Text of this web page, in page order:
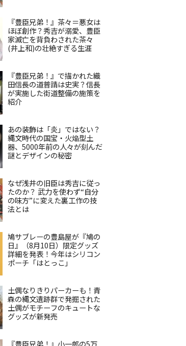
『豊臣兄弟！』茶々＝悪女は
ほぼ創作？秀吉が溺愛、豊臣
家滅亡を背負わされた茶々
(井上和)の壮絶すぎる生涯
『豊臣兄弟！』で描かれた織
田信長の道普請は史実？信長
が実施した街道整備の施策を
紹介
あの装飾は「炎」ではない？
縄文時代の国宝・火焔型土
器、5000年前の人々が刻んだ
謎とデザインの秘密
なぜ浅井の旧臣は秀吉に従っ
たのか？ 武力を使わず“自分
の味方”に変えた裏工作の技
法とは
鳩サブレーの豊島屋が『鳩の
日』（8月10日）限定グッズ
詳細を発表！今年はシリコン
ポーチ「はとっこ」
土偶なりきりパーカーも！青
森の縄文遺跡群で発掘された
土偶がモチーフのキュートな
グッズが新発売
『豊臣兄弟！』小一郎の5万